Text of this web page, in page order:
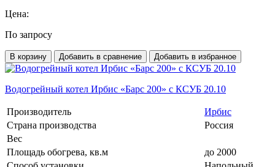
Цена:
По запросу
В корзину Добавить в сравнение Добавить в избранное
Водогрейный котел Ирбис «Барс 200» с КСУБ 20.10
Производитель
Ирбис
Страна производства
Россия
Вес
Площадь обогрева, кв.м
до 2000